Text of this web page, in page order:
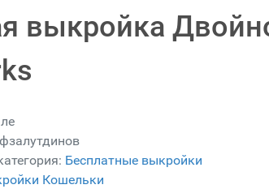
выкройка
Бесплатные выкройки
Кошельки